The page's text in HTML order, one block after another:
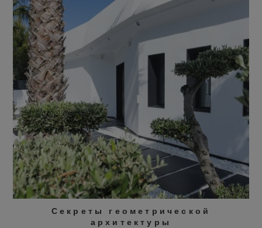
Секреты геометрической
архитектуры